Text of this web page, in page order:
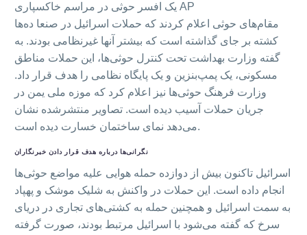
AP
مقام‌های حوثی اعلام کردند که حملات اسرائیل در صنعا ده‌ها
کشته بر جای گذاشته است که بیشتر آنها غیرنظامی بودند. به
گفته وزارت بهداشت تحت کنترل حوثی‌ها، این حملات مناطق
مسکونی، یک پمپ‌بنزین و یک پایگاه نظامی را هدف قرار داد.
وزارت فرهنگ حوثی‌ها نیز اعلام کرد که موزه ملی یمن در
جریان حملات آسیب دیده است. تصاویر منتشرشده نشان
می‌دهد نمای ساختمان خسارت دیده است.
نگرانی‌ها درباره هدف قرار دادن خبرنگاران
اسرائیل تاکنون بیش از دوازده حمله هوایی علیه مواضع حوثی‌ها
انجام داده است. این حملات در واکنش به شلیک موشک و پهپاد
به سمت اسرائیل و همچنین حمله به کشتی‌های تجاری در دریای
سرخ که گفته می‌شود با اسرائیل مرتبط بودند، صورت گرفته